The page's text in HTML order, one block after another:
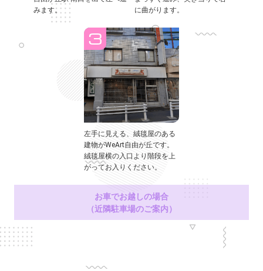
みます。
に曲がります。
左手に見える、絨毯屋のある
建物がWeArt自由が丘です。
絨毯屋横の入口より階段を上
がってお入りください。
お車でお越しの場合
（近隣駐車場のご案内）